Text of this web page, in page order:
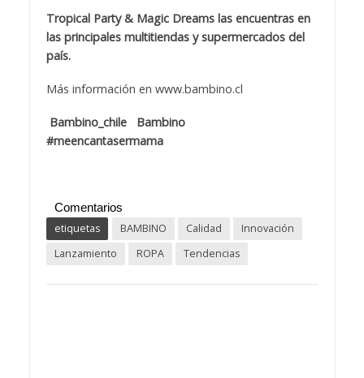
Tropical Party & Magic Dreams las encuentras en
las principales multitiendas y supermercados del
país.
Más información en www.bambino.cl
Bambino_chile
Bambino
#meencantasermama
Comentarios
etiquetas
BAMBINO Calidad
Innovación
Lanzamiento
ROPA Tendencias